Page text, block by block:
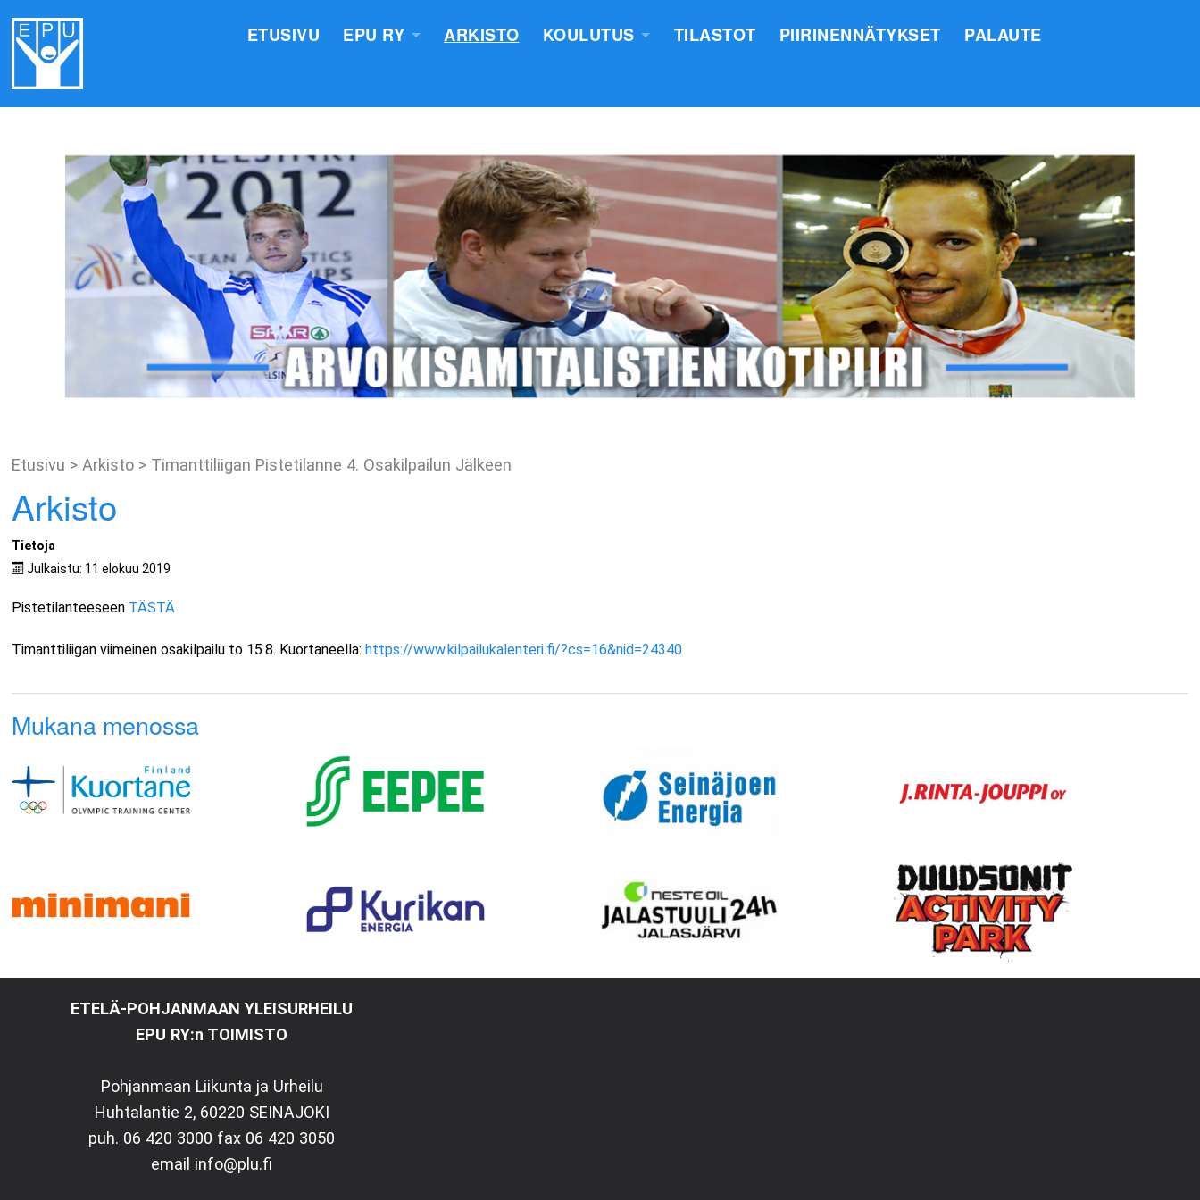
ETUSIVU
EPU RY
VALIOKUNNAT JA TIIMIT
TOIMINTASUUNNITELMA
ARVOMERKKIEN ANOMINEN
EPU:N SÄÄNNÖT
SUOMI100V - EPN YU
TOIMINTAKERTOMUKSET
EPU:N PÖYTÄSTANDAARIN SAANEET
KIRJAUTUMINEN
ARKISTO
KOULUTUS
LASTEN VALMENTAJATUTKINTO
LÄHETTÄJÄKOULUTUS
VALMENTAJAKOULUTUS
PIIRILEIRITYS
TILASTOT PIIRINENNÄTYKSET PALAUTE
Etusivu > Arkisto > Timanttiliigan Pistetilanne 4. Osakilpailun Jälkeen
Arkisto
Tietoja
Julkaistu: 11 elokuu 2019
Pistetilanteeseen TÄSTÄ
Timanttiliigan viimeinen osakilpailu to 15.8. Kuortaneella:https://www.kilpailukalenteri.fi/?cs=16&nid=24340
Mukana menossa
ETELÄ-POHJANMAAN YLEISURHEILU
EPU RY:n TOIMISTO
Pohjanmaan Liikunta ja Urheilu
Huhtalantie 2, 60220 SEINÄJOKI
puh. 06 420 3000 fax 06 420 3050
email info@plu.fi